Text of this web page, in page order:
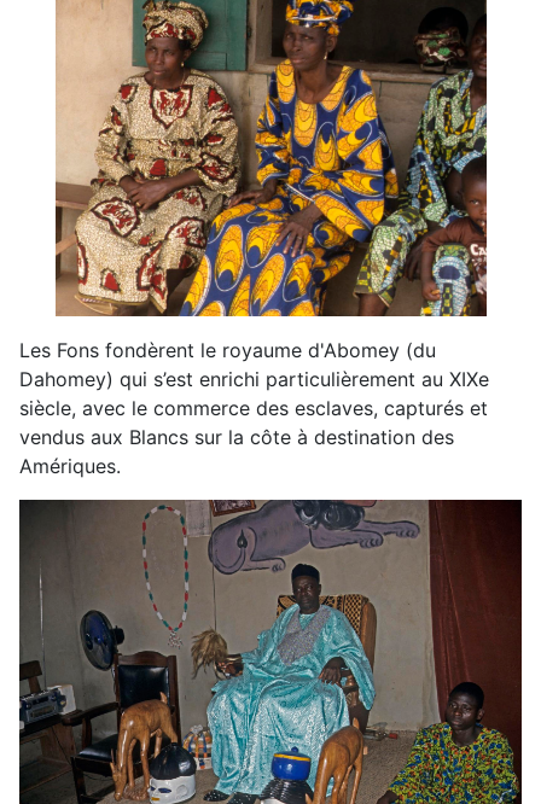
Les Fons fondèrent le royaume d'Abomey (du
Dahomey) qui s’est enrichi particulièrement au XIXe
siècle, avec le commerce des esclaves, capturés et
vendus aux Blancs sur la côte à destination des
Amériques.